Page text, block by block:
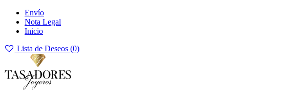
Envío
Nota Legal
Inicio
Lista de Deseos (0)